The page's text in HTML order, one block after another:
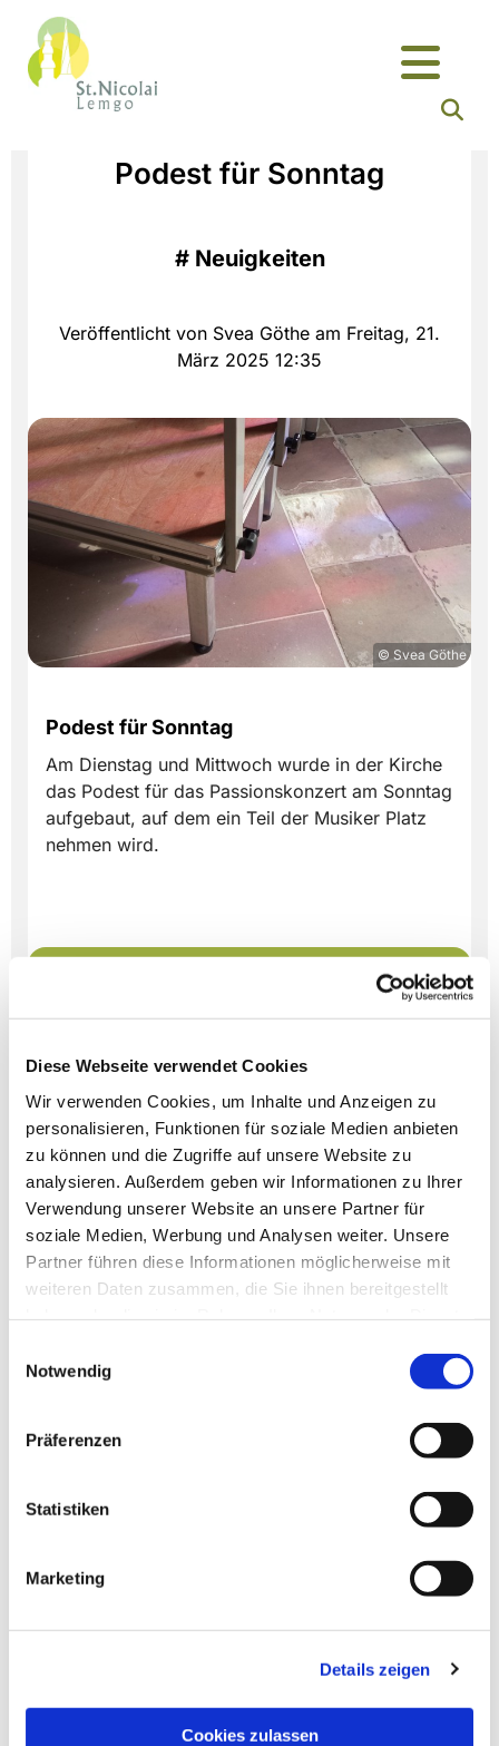
Diese Webseite verwendet Cookies
Wir verwenden Cookies, um Inhalte und Anzeigen zu
personalisieren, Funktionen für soziale Medien anbieten
zu können und die Zugriffe auf unsere Website zu
analysieren. Außerdem geben wir Informationen zu Ihrer
Verwendung unserer Website an unsere Partner für
soziale Medien, Werbung und Analysen weiter. Unsere
Partner führen diese Informationen möglicherweise mit
weiteren Daten zusammen, die Sie ihnen bereitgestellt
Notwendig
Präferenzen
Statistiken
Marketing
Details zeigen
Cookies zulassen
Podest für Sonntag
# Neuigkeiten
Veröffentlicht von Svea Göthe am Freitag, 21.
März 2025 12:35
© Svea Göthe
Podest für Sonntag
Am Dienstag und Mittwoch wurde in der Kirche
das Podest für das Passionskonzert am Sonntag
aufgebaut, auf dem ein Teil der Musiker Platz
nehmen wird.
Dies könnte Sie auch
interessieren